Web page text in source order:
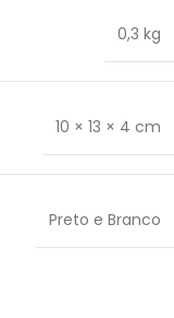
0,3 kg
10 × 13 × 4 cm
Preto e Branco